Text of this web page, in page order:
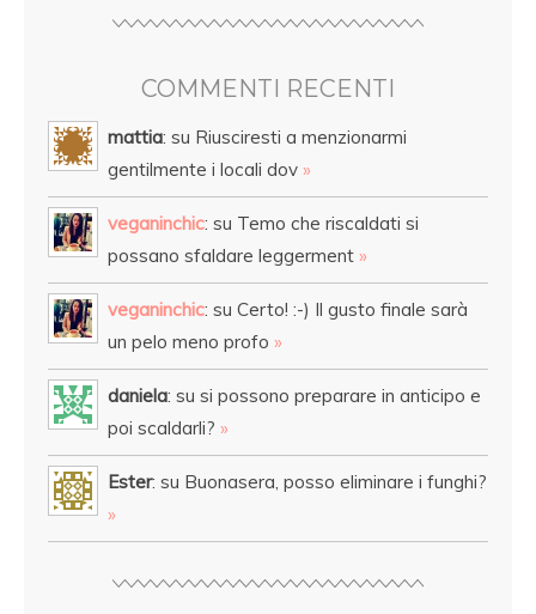
COMMENTI RECENTI
mattia: su Riusciresti a menzionarmi
gentilmente i locali dov »
veganinchic: su Temo che riscaldati si
possano sfaldare leggerment »
veganinchic: su Certo! :-) Il gusto finale sarà
un pelo meno profo »
daniela: su si possono preparare in anticipo e
poi scaldarli? »
Ester: su Buonasera, posso eliminare i funghi?
»